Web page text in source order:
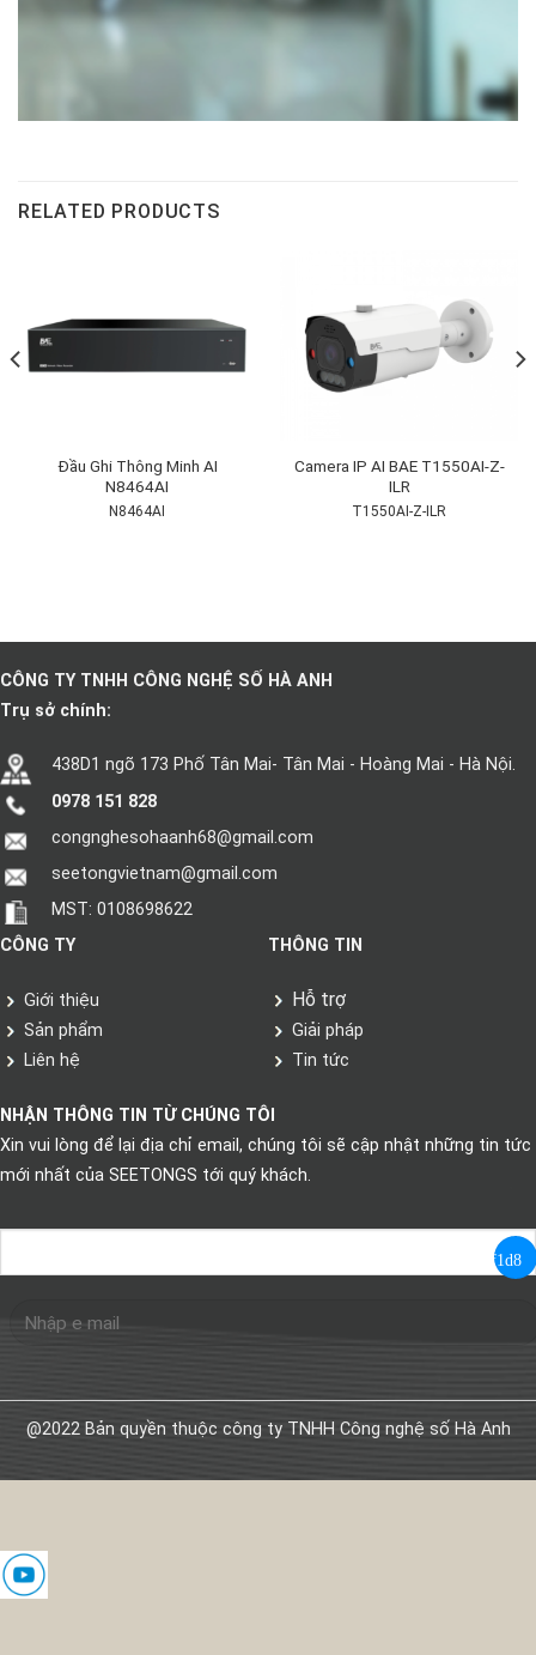
RELATED PRODUCTS
Đầu Ghi Thông Minh AI
N8464AI
N8464AI
Camera IP AI BAE T1550AI-Z-
ILR
T1550AI-Z-ILR
CÔNG TY TNHH CÔNG NGHỆ SỐ HÀ ANH
Trụ sở chính:
438D1 ngõ 173 Phố Tân Mai- Tân Mai - Hoàng Mai - Hà Nội.
0978 151 828
congnghesohaanh68@gmail.com
seetongvietnam@gmail.com
MST: 0108698622
CÔNG TY
Giới thiệu
Sản phẩm
Liên hệ
THÔNG TIN
Hỗ trợ
Giải pháp
Tin tức
NHẬN THÔNG TIN TỪ CHÚNG TÔI
Xin vui lòng để lại địa chỉ email, chúng tôi sẽ cập nhật những tin tức
mới nhất của SEETONGS tới quý khách.
@2022 Bản quyền thuộc công ty TNHH Công nghệ số Hà Anh